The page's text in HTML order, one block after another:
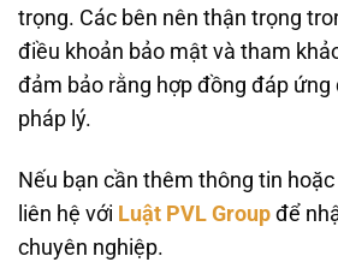
trọng. Các bên nên thận trọng
điều khoản bảo mật và tham
đảm bảo rằng hợp đồng đáp ứng
pháp lý.
Nếu bạn cần thêm thông tin
liên hệ với Luật PVL Group để
chuyên nghiệp.